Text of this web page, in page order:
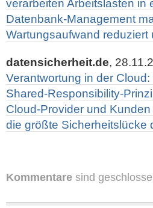
verarbeiten Arbeitslasten in
Datenbank-Management
Wartungsaufwand
datensicherheit.de,
Verantwortung in der
Shared-Responsibility-
Cloud-Provider und
die größte Sicherheitslücke
Kommentare sind